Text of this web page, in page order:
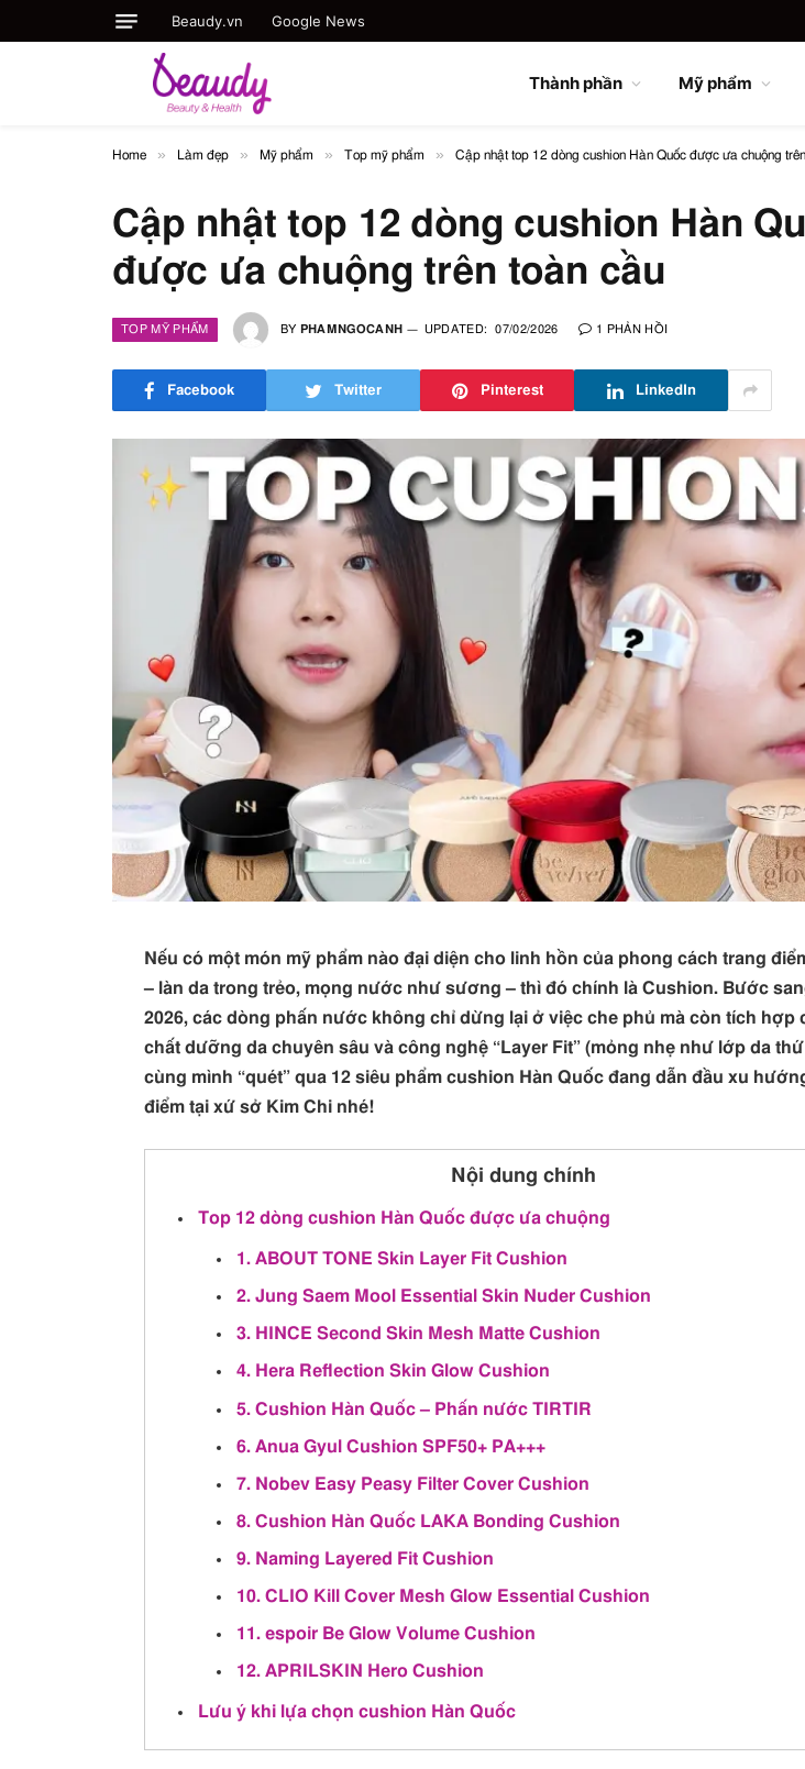
Beaudy.vn Google News
Thành phần Mỹ phẩm
Home » Làm đẹp » Mỹ phẩm » Top mỹ phẩm » Cập nhật top 12 dòng cushion Hàn Quốc được ưa chuộng
Cập nhật top 12 dòng cushion Hàn
được ưa chuộng trên toàn cầu
TOP MỸ PHẨM BY PHAMNGOCANH UPDATED: 07/02/2026 1 PHẢN HỒI
Facebook Twitter Pinterest LinkedIn
Nếu có một món mỹ phẩm nào đại diện cho linh hồn của phong cách trang
– làn da trong trẻo, mọng nước như sương – thì đó chính là Cushion. Bước
2026, các dòng phấn nước không chỉ dừng lại ở việc che phủ mà còn tích hợp
chất dưỡng da chuyên sâu và công nghệ “Layer Fit” (mỏng nhẹ như lớp da
cùng mình “quét” qua 12 siêu phẩm cushion Hàn Quốc đang dẫn đầu xu
điểm tại xứ sở Kim Chi nhé!
Nội dung chính
Top 12 dòng cushion Hàn Quốc được ưa chuộng
1. ABOUT TONE Skin Layer Fit Cushion
2. Jung Saem Mool Essential Skin Nuder Cushion
3. HINCE Second Skin Mesh Matte Cushion
4. Hera Reflection Skin Glow Cushion
5. Cushion Hàn Quốc – Phấn nước TIRTIR
6. Anua Gyul Cushion SPF50+ PA+++
7. Nobev Easy Peasy Filter Cover Cushion
8. Cushion Hàn Quốc LAKA Bonding Cushion
9. Naming Layered Fit Cushion
10. CLIO Kill Cover Mesh Glow Essential Cushion
11. espoir Be Glow Volume Cushion
12. APRILSKIN Hero Cushion
Lưu ý khi lựa chọn cushion Hàn Quốc